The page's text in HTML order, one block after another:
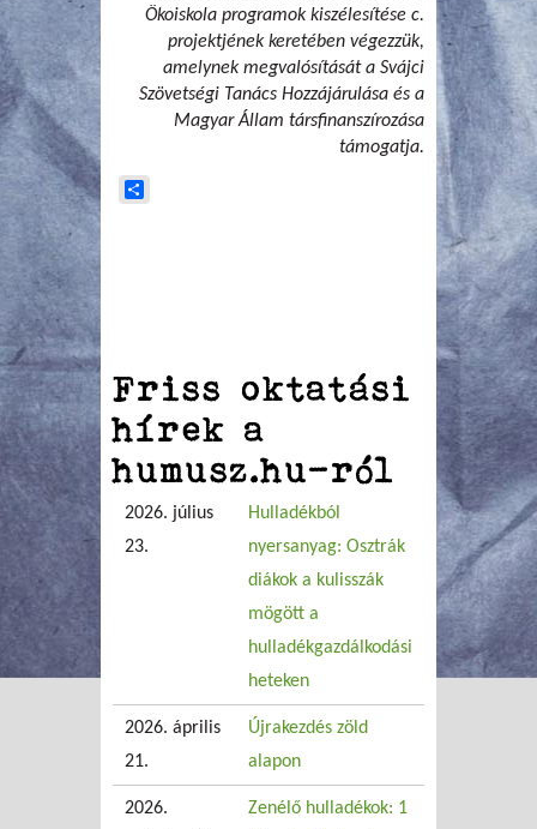
Ökoiskola programok kiszélesítése c.
projektjének keretében végezzük,
amelynek megvalósítását a Svájci
Szövetségi Tanács Hozzájárulása és a
Magyar Állam társfinanszírozása
támogatja.
Friss oktatási
hírek a
humusz.hu-ról
2026. július
23.
Hulladékból
nyersanyag: Osztrák
diákok a kulisszák
mögött a
hulladékgazdálkodási
heteken
2026. április
21.
Újrakezdés zöld
alapon
2026.
Zenélő hulladékok: 1